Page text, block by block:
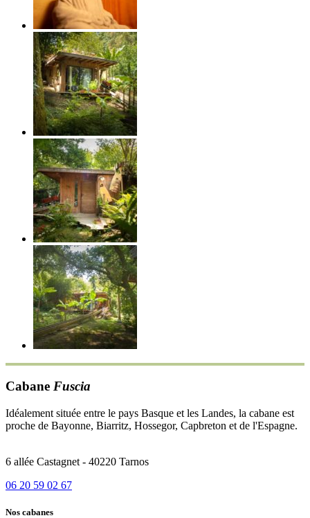
Cabane Fuscia
Idéalement située entre le pays Basque et les Landes, la cabane est
proche de Bayonne, Biarritz, Hossegor, Capbreton et de l'Espagne.
6 allée Castagnet - 40220 Tarnos
06 20 59 02 67
Nos cabanes